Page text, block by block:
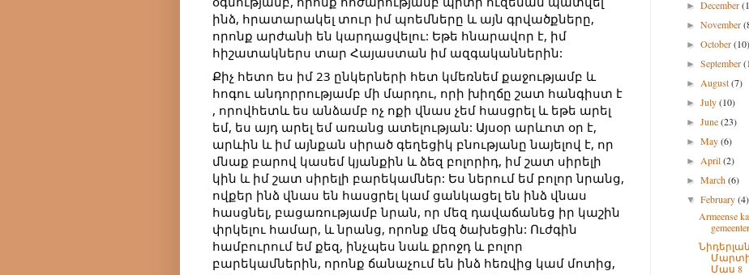
ինձ, հրատարակել տուր իմ պոեմները և այն գրվածքները,
որոնք արժանի են կարդացվելու: Եթե հնարավոր է, իմ
հիշատակներս տար Հայաստան իմ ազգականներին:
Քիչ հետո ես իմ 23 ընկերների հետ կմեռնեմ քաջությամբ և
հոգու անդորրությամբ մի մարդու, որի խիղճը շատ հանգիստ է
, որովհետև ես անձամբ ոչ ոքի վնաս չեմ հասցրել և եթե արել
եմ, ես այդ արել եմ առանց ատելության: Այսօր արևոտ օր է,
արևին և իմ այնքան սիրած գեղեցիկ բնությանը նայելով է, որ
մնաք բարով կասեմ կյանքին և ձեզ բոլորիդ, իմ շատ սիրելի
կին և իմ շատ սիրելի բարեկամներ: Ես ներում եմ բոլոր նրանց,
ովքեր ինձ վնաս են հասցրել կամ ցանկացել են ինձ վնաս
հասցնել, բացառությամբ նրան, որ մեզ դավաճանեց իր կաշին
փրկելու համար, և նրանց, որոնք մեզ ծախեցին: Ուժգին
համբուրում եմ քեզ, ինչպես նաև քրոջդ և բոլոր
բարեկամներին, որոնք ճանաչում են ինձ հեռվից կամ մոտից,
►December
►November
►October(10)
►September
►August(7)
►July(10)
►June(23)
►May(6)
►April(2)
►March(6)
▼February(4)
Armeense
Մաս 8